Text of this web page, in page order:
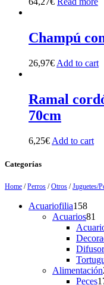
Champú
26,97€ Add to cart
Ramal
70cm
6,25€ Add to cart
Categorías
Home /Perros /Otros /Juguetes/
Acuariofilia158158
Acuarios81
Alimentación
Peces